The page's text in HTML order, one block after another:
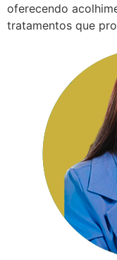
oferecendo
tratamentos que